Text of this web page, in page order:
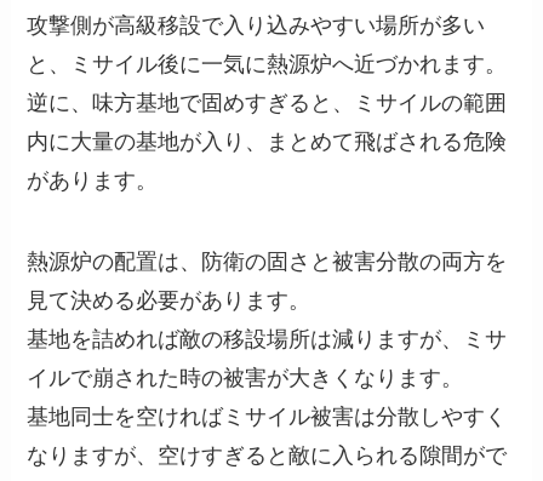
攻撃側が高級移設で入り込みやすい場所が多い
と、ミサイル後に一気に熱源炉へ近づかれます。
逆に、味方基地で固めすぎると、ミサイルの範囲
内に大量の基地が入り、まとめて飛ばされる危険
があります。
熱源炉の配置は、防衛の固さと被害分散の両方を
見て決める必要があります。
基地を詰めれば敵の移設場所は減りますが、ミサ
イルで崩された時の被害が大きくなります。
基地同士を空ければミサイル被害は分散しやすく
なりますが、空けすぎると敵に入られる隙間がで